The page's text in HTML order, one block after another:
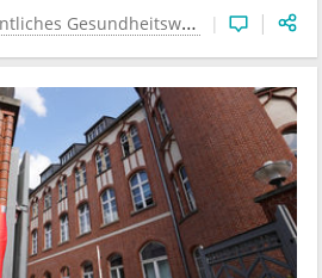
Gesundheitswesen